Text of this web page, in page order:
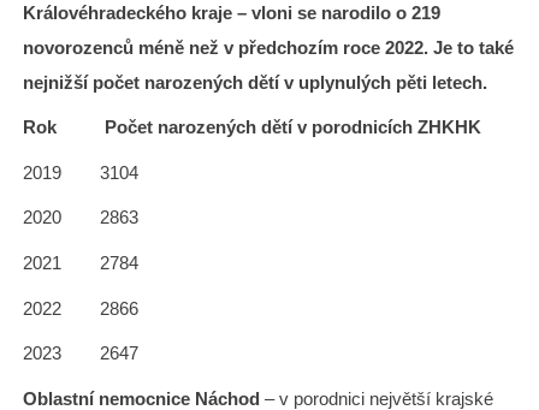
Královéhradeckého kraje – vloni se narodilo o 219
novorozenců méně než v předchozím roce 2022. Je to také
nejnižší počet narozených dětí v uplynulých pěti letech.
Rok Počet narozených dětí v porodnicích ZHKHK
2019 3104
2020 2863
2021 2784
2022 2866
2023 2647
Oblastní nemocnice Náchod – v porodnici největší krajské